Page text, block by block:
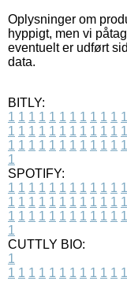
Oplysninger om
hyppigt, men vi
eventuelt er udført
data.
BITLY:
1 1 1 1 1 1 1 1 1 1 1 1
1 1 1 1 1 1 1 1 1 1 1 1
1 1 1 1 1 1 1 1 1 1 1 1
1
SPOTIFY:
1 1 1 1 1 1 1 1 1 1 1 1
1 1 1 1 1 1 1 1 1 1 1 1
1 1 1 1 1 1 1 1 1 1 1 1
1
CUTTLY BIO:
1
1 1 1 1 1 1 1 1 1 1 1 1